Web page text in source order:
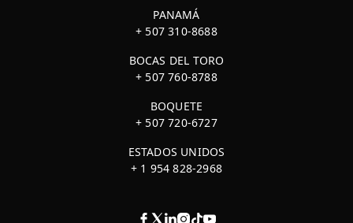
PANAMÁ
+ 507 310-8688
BOCAS DEL TORO
+ 507 760-8788
BOQUETE
+ 507 720-6727
ESTADOS UNIDOS
+ 1 954 828-2968